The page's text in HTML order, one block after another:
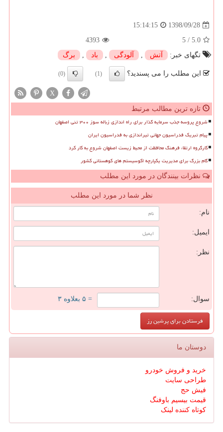
1398/09/28
15:14:15
5.0
/
5
4393
تگهای خبر:
آتش , آلودگی , باد , برگ
این مطلب را می پسندید؟ (1)
(0)
X
تازه ترین مطالب مرتبط
شروع پروسه جذب سرمایه گذار برای راه اندازی زباله سوز ۳۰۰ تنی اصفهان
پیام تبریک فدراسیون جهانی تیراندازی به فدراسیون ایران
کارگروه ارتقاء فرهنگ محافظت از محیط زیست اصفهان شروع به کار کرد
گام بزرگ برای مدیریت یکپارچه اکوسیستم های کوهستانی کشور
نظرات بینندگان در مورد این مطلب
نظر شما در مورد این مطلب
نام:
ایمیل:
نظر:
سوال: = ۵ بعلاوه ۳
دوستان ما
خرید و فروش خودرو
طراحی سایت
فیش حج
قیمت بیسیم باوفنگ
کوتاه کننده لینک